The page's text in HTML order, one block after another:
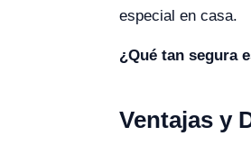
especial en casa.
¿Qué tan segura
Ventajas y